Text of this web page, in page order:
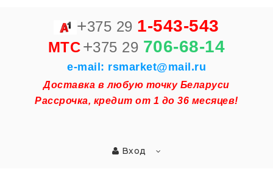
+375 29 1-543-543
MTC+375 29 706-68-14
e-mail: rsmarket@mail.ru
Доставка в любую точку Беларуси
Рассрочка, кредит от 1 до 36 месяцев!
Вход